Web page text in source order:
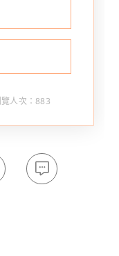
人次：883